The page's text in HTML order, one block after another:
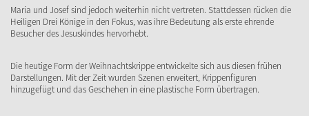
Maria und Josef sind jedoch weiterhin nicht vertreten. Stattdessen rücken die
Heiligen Drei Könige in den Fokus, was ihre Bedeutung als erste ehrende
Besucher des Jesuskindes hervorhebt.
Die heutige Form der Weihnachtskrippe entwickelte sich aus diesen frühen
Darstellungen. Mit der Zeit wurden Szenen erweitert, Krippenfiguren
hinzugefügt und das Geschehen in eine plastische Form übertragen.